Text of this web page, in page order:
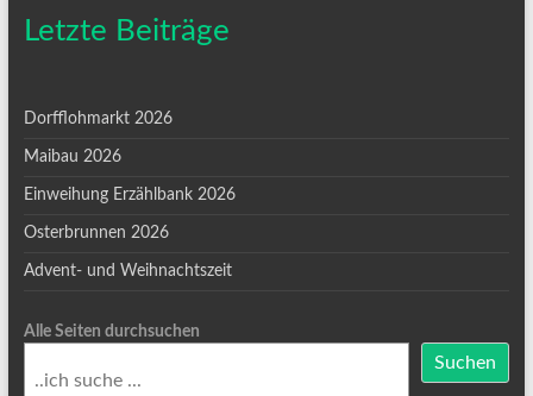
Letzte Beiträge
Dorfflohmarkt 2026
Maibau 2026
Einweihung Erzählbank 2026
Osterbrunnen 2026
Advent- und Weihnachtszeit
Alle Seiten durchsuchen
Suchen